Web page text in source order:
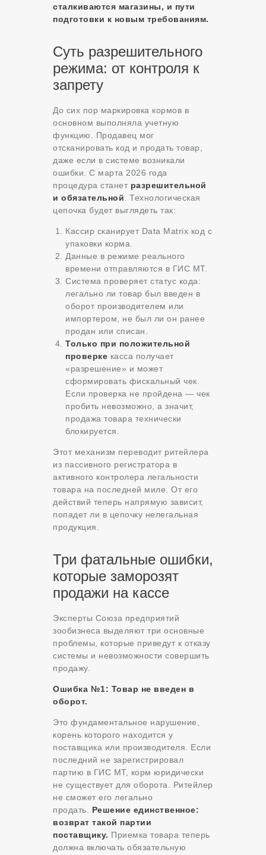
сталкиваются магазины, и пути
подготовки к новым требованиям.
Суть разрешительного
режима: от контроля к
запрету
До сих пор маркировка кормов в
основном выполняла учетную
функцию. Продавец мог
отсканировать код и продать товар,
даже если в системе возникали
ошибки. С марта 2026 года
процедура станет разрешительной
и обязательной. Технологическая
цепочка будет выглядеть так:
Кассир сканирует Data Matrix код с
упаковки корма.
Данные в режиме реального
времени отправляются в ГИС МТ.
Система проверяет статус кода:
легально ли товар был введен в
оборот производителем или
импортером, не был ли он ранее
продан или списан.
Только при положительной
проверке касса получает
«разрешение» и может
сформировать фискальный чек.
Если проверка не пройдена — чек
пробить невозможно, а значит,
продажа товара технически
блокируется.
Этот механизм переводит ритейлера
из пассивного регистратора в
активного контролера легальности
товара на последней миле. От его
действий теперь напрямую зависит,
попадет ли в цепочку нелегальная
продукция.
Три фатальные ошибки,
которые заморозят
продажи на кассе
Эксперты Союза предприятий
зообизнеса выделяют три основные
проблемы, которые приведут к отказу
системы и невозможности совершить
продажу.
Ошибка №1: Товар не введен в
оборот.
Это фундаментальное нарушение,
корень которого находится у
поставщика или производителя. Если
последний не зарегистрировал
партию в ГИС МТ, корм юридически
не существует для оборота. Ритейлер
не сможет его легально
продать. Решение единственное:
возврат такой партии
поставщику. Приемка товара теперь
должна включать обязательную